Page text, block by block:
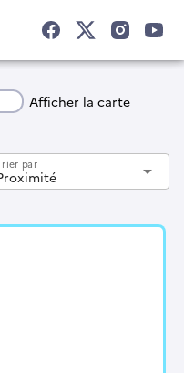
Afficher la carte
par arrow_drop_down